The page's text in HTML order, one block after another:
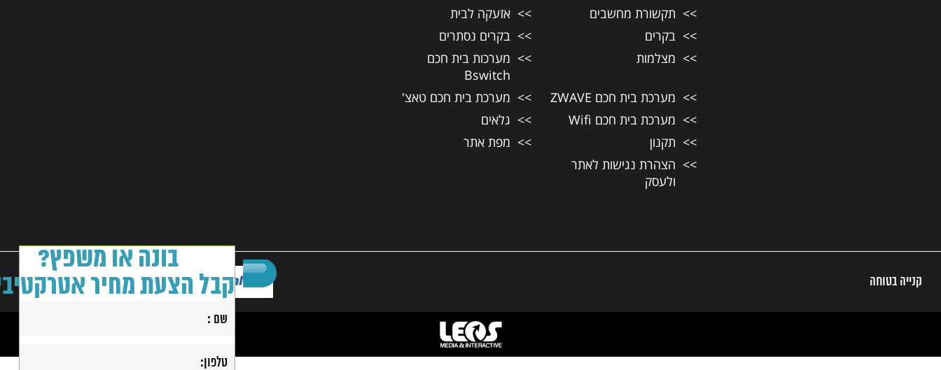
בונה או משפץ?
קבל הצעת מחיר
תקשורת מחשבים
אזעקה לבית
בקרים
בקרים נסתרים
מצלמות
מערכות בית חכם
Bswitch
מערכת בית חכם ZWAVE
מערכת בית חכם טאצ'
מערכת בית חכם Wifi
גלאים
תקנון
מפת אתר
הצהרת נגישות לאתר
ולעסק
קנייה בטוחה